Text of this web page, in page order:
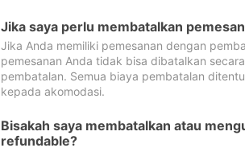
Jika saya perlu membatalkan
Jika Anda memiliki pemesanan dengan
pemesanan Anda tidak bisa dibatalkan
pembatalan. Semua biaya pembatalan
kepada akomodasi.
Bisakah saya membatalkan atau
refundable?